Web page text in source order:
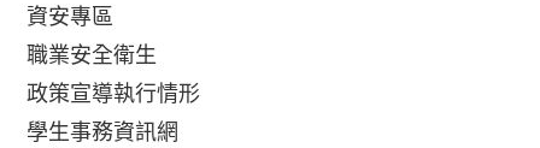
資安專區
職業安全衛生
政策宣導執行情形
學生事務資訊網